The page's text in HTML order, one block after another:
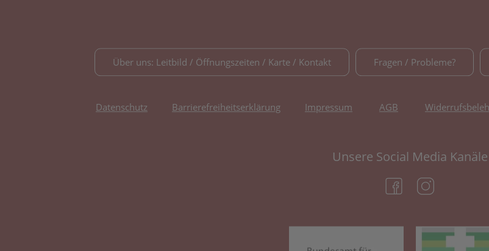
Über uns: Leitbild / Öffnungszeiten / Karte / Kontakt Fragen / Probleme?
Datenschutz Barrierefreiheitserklärung Impressum AGB
Unsere Social Media Kanäle
(öffnet in neuem Tab)
(öffnet in neuem